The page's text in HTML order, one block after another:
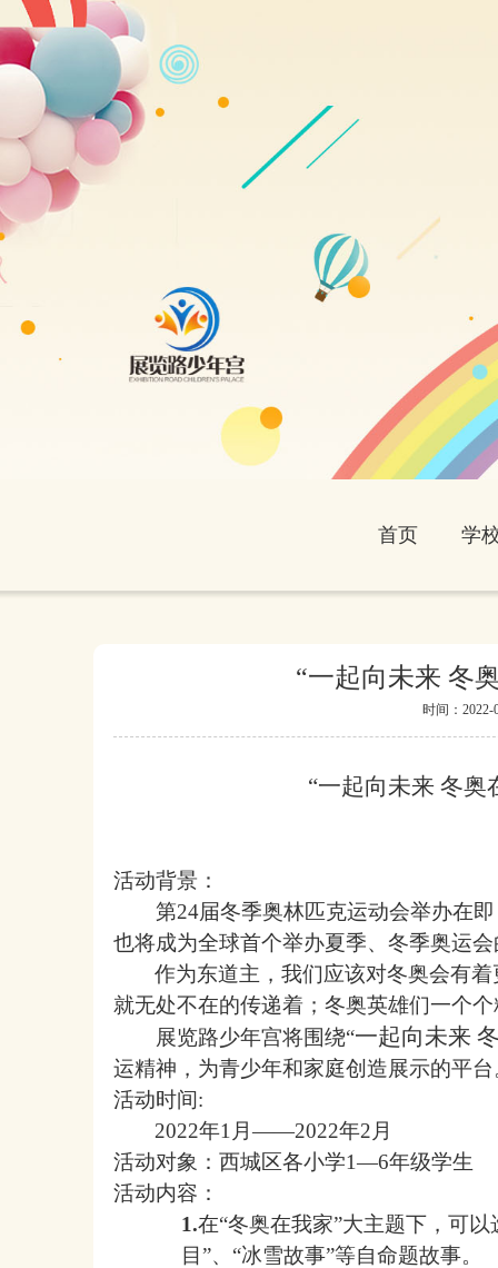
首页 学
“一起向未来 冬
时间：2022-
“一起向未来 冬奥
活动背景：
第24届冬季奥林匹克运动会举办在即
也将成为全球首个举办夏季、冬季奥运
作为东道主，我们应该对冬奥会有
就无处不在的传递着；冬奥英雄们一个
展览路少年宫将围绕“一起向未来
运精神 ，为青少年和家庭创造展示的平台
活动时间:
2022年1 月——2022年2 月
活动对象： 西城区各小学1—6年级学生
活动内容：
1.在“冬奥在我家”大主题下， 可以
目”、 “冰雪故事”等自命题故事。